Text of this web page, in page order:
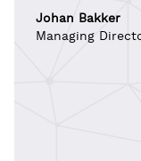
Johan Bakker
Managing